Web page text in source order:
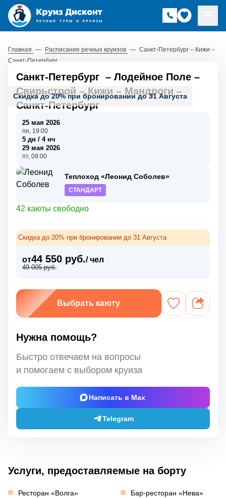
Главная — Расписание речных круизов — Санкт-Петербург – Кижи –
Санкт-Петербург
Скидка до 20% при бронировании до 31 Августа
Санкт-Петербург – Лодейное Поле –
Свирьстрой –Кижи – Мандроги –
Санкт-Петербург
25 мая 2026
пн, 19:00
5 дн / 4 нч
29 мая 2026
пт, 09:00
Теплоход «Леонид Соболев»
СТАНДАРТ
42 каюты свободно
Скидка до 20% при бронировании до 31 Августа
от44 550 руб./ чел
49 005 руб.
Выбрать каюту
Нужна помощь?
Быстро отвечаем на вопросы
и помогаем с выбором круиза
Написать в Max
Telegram
Услуги, предоставляемые на борту
Ресторан «Волга»
Бар-ресторан «Нева»